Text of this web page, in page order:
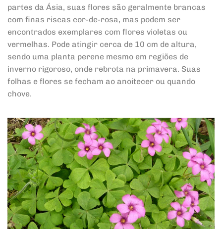
partes da Ásia, suas flores são geralmente brancas
com finas riscas cor-de-rosa, mas podem ser
encontrados exemplares com flores violetas ou
vermelhas. Pode atingir cerca de 10 cm de altura,
sendo uma planta perene mesmo em regiões de
inverno rigoroso, onde rebrota na primavera. Suas
folhas e flores se fecham ao anoitecer ou quando
chove.